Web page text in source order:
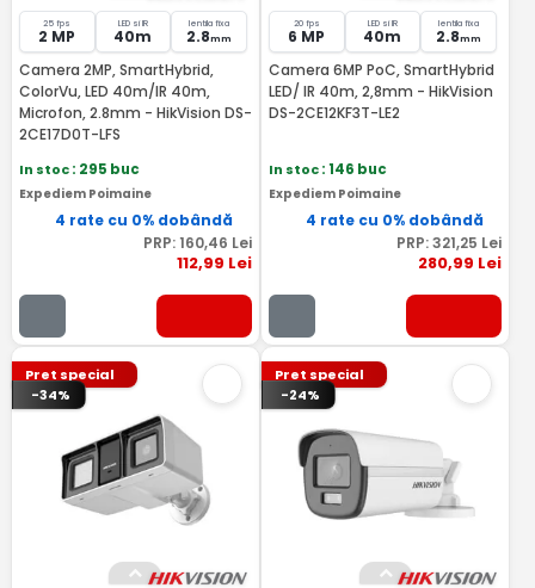
25 fps
2 MP
LED si IR
40m
lentila fixa
2.8mm
Camera 2MP, SmartHybrid,
ColorVu, LED 40m/IR 40m,
Microfon, 2.8mm - HikVision DS-
2CE17D0T-LFS
In stoc: 295 buc
Expediem Poimaine
4 rate cu 0% dobândă
PRP: 160,46 Lei
112,99 Lei
20 fps
6 MP
LED si IR
40m
lentila fixa
2.8mm
Camera 6MP PoC, SmartHybrid
LED/ IR 40m, 2,8mm - HikVision
DS-2CE12KF3T-LE2
In stoc: 146 buc
Expediem Poimaine
4 rate cu 0% dobândă
PRP:321,25 Lei
280,99 Lei
Pret special
-34%
Pret special
-24%